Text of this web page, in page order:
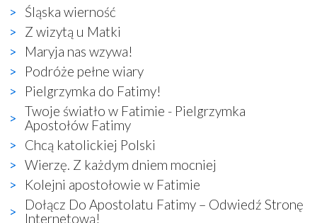
skrzynkę na narzędzia? Albo co powiedzieć o ustawionym
tuż przy nowej bazylice wielkim krzyżu, na którym
zamiast Chrystusa umieszczono dziwaczną postać jakby
wyjętą ze starożytnych hieroglifów? W kulturowym
kontekście naszych czasów to raczej karykatura niż godny
wizerunek Zbawiciela…
Zatem nawet w bezpośrednim otoczeniu sanktuarium
naocznie przekonaliśmy się, że wewnątrz Kościoła toczy
się ogromna walka o kształt katolicyzmu i o serca
wierzących. Do czego to zmaganie może prowadzić,
widzieliśmy w urokliwym, niewielkim mieście Obidos,
gdzie w miejscu dawnego kościoła działa dzisiaj…
księgarnia.
Śląska wierność
Z wizytą u Matki
Maryja nas wzywa!
Podróże pełne wiary
Pielgrzymka do Fatimy!
Twoje światło w Fatimie - Pielgrzymka
Apostołów Fatimy
Chcą katolickiej Polski
Wierzę. Z każdym dniem mocniej
Kolejni apostołowie w Fatimie
Dołącz Do Apostolatu Fatimy – Odwiedź Stronę
Internetową!